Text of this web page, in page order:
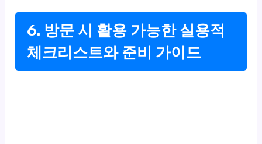
6. 방문 시 활용 가능한 실용적
체크리스트와 준비 가이드